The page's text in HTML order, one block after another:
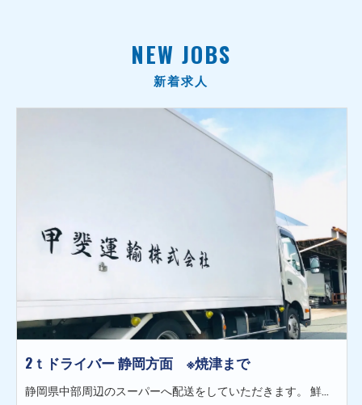
新着求人
NEW JOBS
2ｔドライバー 静岡方面 ※焼津まで